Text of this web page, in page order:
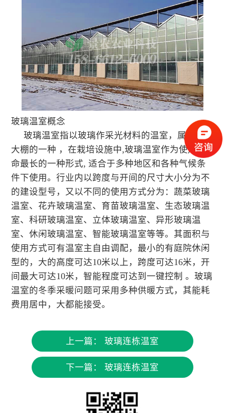
玻璃温室概念
玻璃温室指以玻璃作采光材料的温室，属于温室
大棚的一种 ，在栽培设施中,玻璃温室作为使用寿
命最长的一种形式, 适合于多种地区和各种气候条
件下使用。行业内以跨度与开间的尺寸大小分为不
的建设型号，又以不同的使用方式分为：蔬菜玻璃
温室、花卉玻璃温室、育苗玻璃温室、生态玻璃温
室、科研玻璃温室、立体玻璃温室、异形玻璃温
室、休闲玻璃温室、智能玻璃温室等等。其面积与
使用方式可有温室主自由调配，最小的有庭院休闲
型的，大的高度可达10米以上，跨度可达16米，开
间最大可达10米，智能程度可达到一键控制 。玻璃
温室的冬季采暖问题可采用多种供暖方式，其能耗
费用居中，大都能接受。
上一篇：玻璃连栋温室
下一篇：玻璃连栋温室